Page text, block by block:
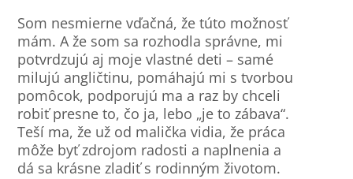
Som nesmierne vďačná, že túto možnosť
mám. A že som sa rozhodla správne, mi
potvrdzujú aj moje vlastné deti – samé
milujú angličtinu, pomáhajú mi s tvorbou
pomôcok, podporujú ma a raz by chceli
robiť presne to, čo ja, lebo „je to zábava“.
Teší ma, že už od malička vidia, že práca
môže byť zdrojom radosti a naplnenia a
dá sa krásne zladiť s rodinným životom.